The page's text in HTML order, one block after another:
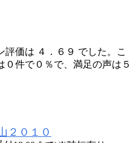
評価は ４．６９ でした。こ
件で０％で、満足の声は５
２０１０